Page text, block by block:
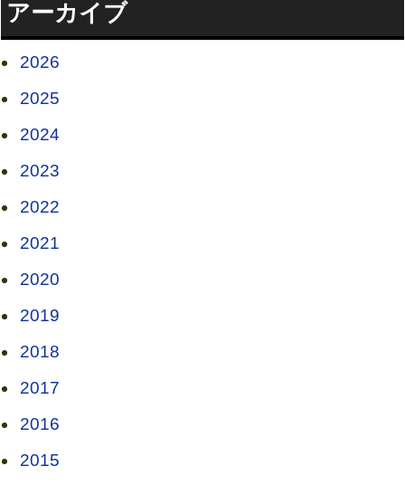
アーカイブ
2026
2025
2024
2023
2022
2021
2020
2019
2018
2017
2016
2015